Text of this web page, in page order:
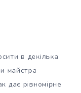
в декілька
майстра
дає рівномірне